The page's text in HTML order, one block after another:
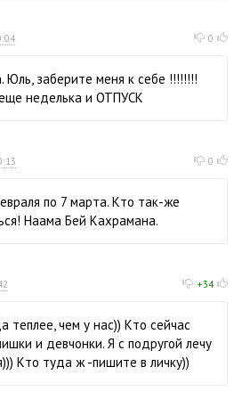
0
Юль, заберите меня к себе !!!!!!!!
неделька и ОТПУСК
0
по 7 марта. Кто так-же
Наама Бей Кахрамана.
+34
теплее, чем у нас)) Кто сейчас
и девчонки. Я с подругой лечу
Кто туда ж -пишите в личку))